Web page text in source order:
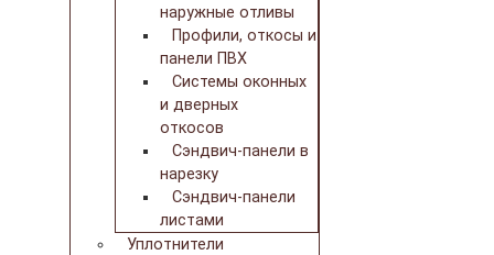
наружные отливы
Профили, откосы и
панели ПВХ
Системы оконных
и дверных
откосов
Сэндвич-панели в
нарезку
Сэндвич-панели
листами
Уплотнители